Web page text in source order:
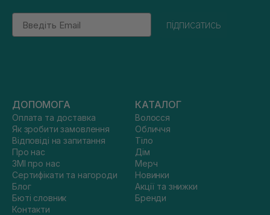
Email
підписатись
ДОПОМОГА
Оплата та доставка
Як зробити замовлення
Відповіді на запитання
Про нас
ЗМІ про нас
Сертифікати та нагороди
Блог
Бюті словник
Контакти
КАТАЛОГ
Волосся
Обличчя
Тіло
Дім
Мерч
Новинки
Акції та знижки
Бренди